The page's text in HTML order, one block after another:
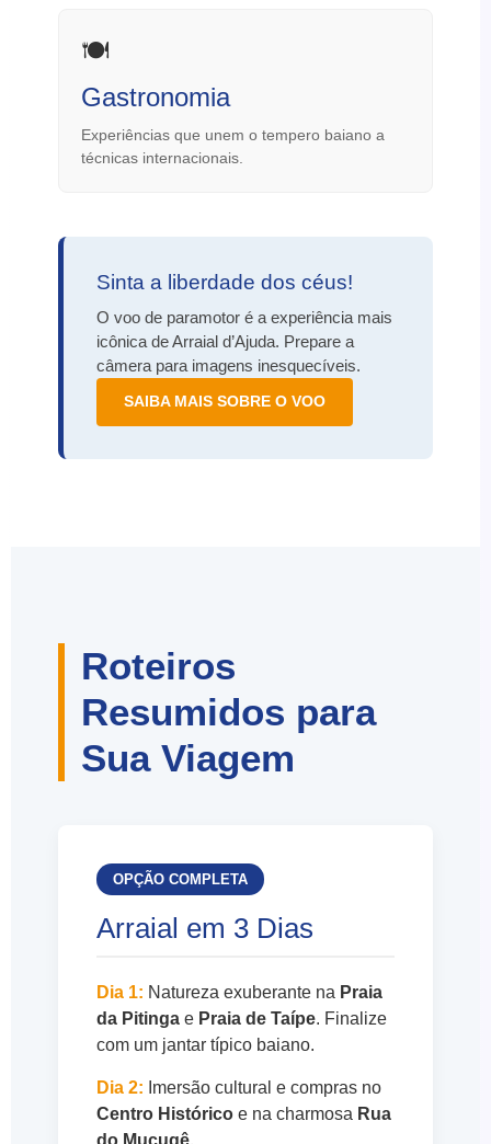
🍽️
Gastronomia
Experiências que unem o tempero baiano a
técnicas internacionais.
Sinta a liberdade dos céus!
O voo de paramotor é a experiência mais
icônica de Arraial d’Ajuda. Prepare a
câmera para imagens inesquecíveis.
SAIBA MAIS SOBRE O VOO
Roteiros
Resumidos para
Sua Viagem
OPÇÃO COMPLETA
Arraial em 3 Dias
Dia 1: Natureza exuberante na Praia
da Pitingae Praia de Taípe. Finalize
com um jantar típico baiano.
Dia 2: Imersão cultural e compras no
Centro Históricoe na charmosa Rua